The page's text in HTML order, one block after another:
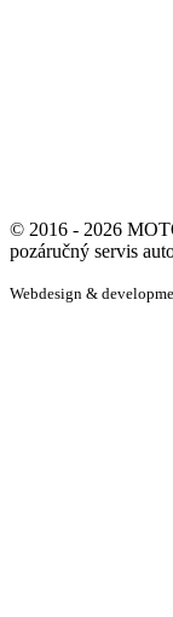
© 2016 - 2026
pozáručný servis
Webdesign &